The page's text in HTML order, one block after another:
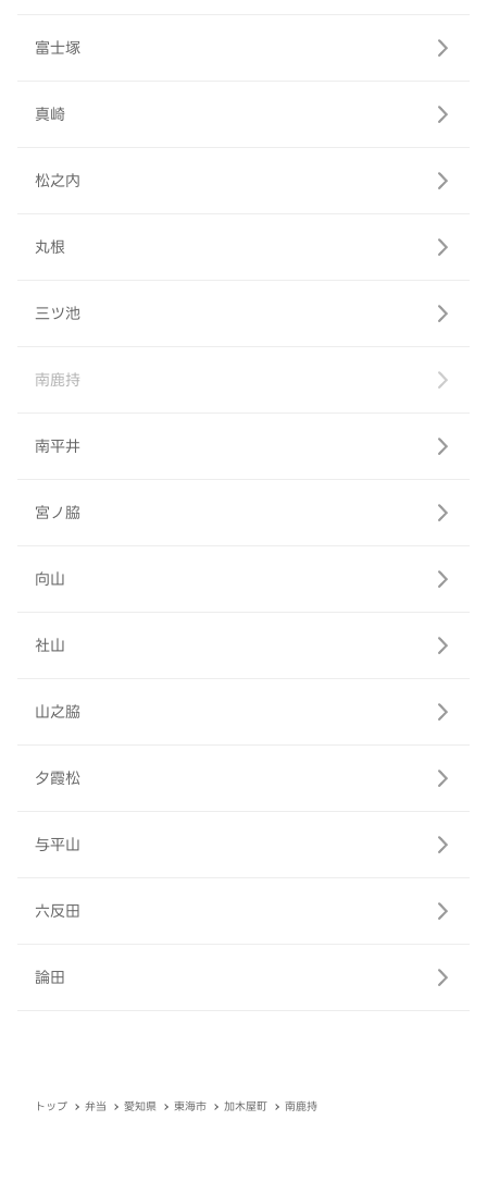
富士塚
真崎
松之内
丸根
三ツ池
南鹿持
南平井
宮ノ脇
向山
社山
山之脇
夕霞松
与平山
六反田
論田
トップ 弁当 愛知県 東海市 加木屋町 南鹿持